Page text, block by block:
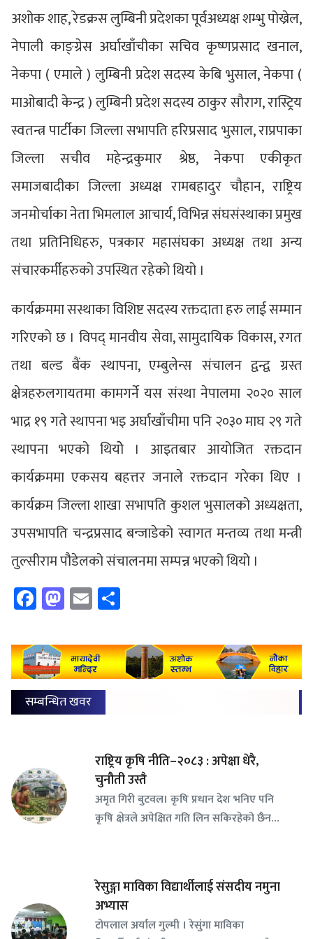
अशोक शाह, रेडक्रस लुम्बिनी प्रदेशका पूर्वअध्यक्ष शम्भु पोख्रेल,
नेपाली काङ्ग्रेस अर्घाखाँचीका सचिव कृष्णप्रसाद खनाल,
नेकपा ( एमाले ) लुम्बिनी प्रदेश सदस्य केबि भुसाल, नेकपा (
माओबादी केन्द्र ) लुम्बिनी प्रदेश सदस्य ठाकुर सौराग, रास्ट्रिय
स्वतन्त्र पार्टीका जिल्ला सभापति हरिप्रसाद भुसाल, राप्रपाका
जिल्ला सचीव महेन्द्रकुमार श्रेष्ठ, नेकपा एकीकृत
समाजबादीका जिल्ला अध्यक्ष रामबहादुर चौहान, राष्ट्रिय
जनमोर्चाका नेता भिमलाल आचार्य, विभिन्न संघसंस्थाका प्रमुख
तथा प्रतिनिधिहरु, पत्रकार महासंघका अध्यक्ष तथा अन्य
संचारकर्मीहरुको उपस्थित रहेको थियो ।
कार्यक्रममा सस्थाका विशिष्ट सदस्य रक्तदाता हरु लाई सम्मान
गरिएको छ । विपद् मानवीय सेवा, सामुदायिक विकास, रगत
तथा बल्ड बैंक स्थापना, एम्बुलेन्स संचालन द्वन्द्व ग्रस्त
क्षेत्रहरुलगायतमा कामगर्ने यस संस्था नेपालमा २०२० साल
भाद्र १९ गते स्थापना भइ अर्घाखाँचीमा पनि २०३० माघ २९ गते
स्थापना भएको थियोे । आइतबार आयोजित रक्तदान
कार्यक्रममा एकसय बहत्तर जनाले रक्तदान गरेका थिए ।
कार्यक्रम जिल्ला शाखा सभापति कुशल भुसालको अध्यक्षता,
उपसभापति चन्द्रप्रसाद बन्जाडेको स्वागत मन्तव्य तथा मन्त्री
तुल्सीराम पौडेलको संचालनमा सम्पन्न भएको थियो ।
Facebook
Mastodon
Email
सम्बन्धित खवर
राष्ट्रिय कृषि नीति–२०८३ : अपेक्षा धेरै,
चुनौती उस्तै
अमृत गिरी बुटवल। कृषि प्रधान देश भनिए पनि
कृषि क्षेत्रले अपेक्षित गति लिन सकिरहेको छैन…
रेसुङ्गा माविका विद्यार्थीलाई संसदीय नमुना
अभ्यास
टोपलाल अर्याल गुल्मी । रेसुंगा माविका